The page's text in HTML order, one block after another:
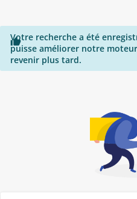

Votre recherche a été
puisse améliorer notre
revenir plus tard.